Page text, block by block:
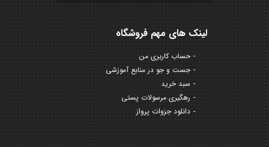
لینک های مهم فروشگاه
حساب کاربری من
جست و جو در منابع آموزشی
سبد خرید
رهگیری مرسولات پستی
دانلود جزوات پرواز